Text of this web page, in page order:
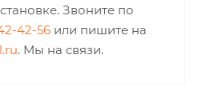
Звоните по
42-56 или пишите на
. Мы на связи.